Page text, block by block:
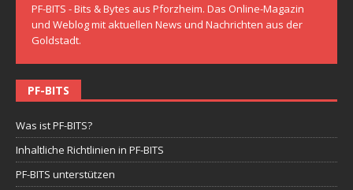
PF-BITS - Bits & Bytes aus Pforzheim. Das Online-Magazin
und Weblog mit aktuellen News und Nachrichten aus der
Goldstadt.
PF-BITS
Was ist PF-BITS?
Inhaltliche Richtlinien in PF-BITS
PF-BITS unterstützen